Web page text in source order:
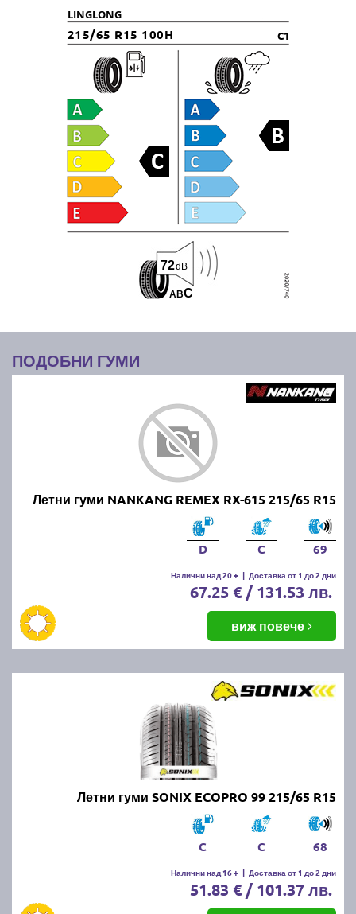
LINGLONG
215/65 R15 100H C1
ABC
72dB
ПОДОБНИ ГУМИ
Летни гуми NANKANG REMEX RX-615 215/65 R15
D C 69
Налични над 20 + | Доставка от 1 до 2 дни
67.25 € / 131.53 лв.
виж повече
Летни гуми SONIX ECOPRO 99 215/65 R15
C C 68
Налични над 16 + | Доставка от 1 до 2 дни
51.83 € / 101.37 лв.